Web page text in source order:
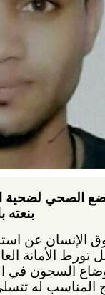
لضحية التعذيب
بنعته بالمجنون
عن استمرار
العامة
في البحرين،
له تتسلى